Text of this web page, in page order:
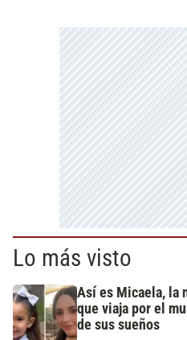
Lo más visto
Así es Micaela, la
que viaja por el
de sus sueños